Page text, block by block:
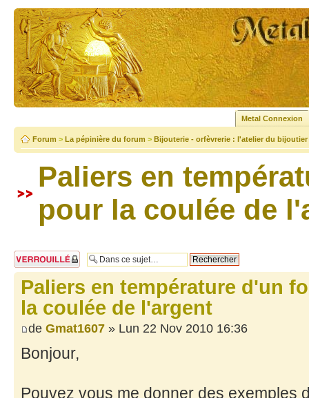
Metal Connexion
Forum > La pépinière du forum > Bijouterie - orfèvrerie : l'atelier du bijoutier
Paliers en
pour la coulée de
Sujet verrouillé
Paliers en température d'un
la coulée de l'argent
de Gmat1607 » Lun 22 Nov 2010 16:36
Bonjour,
Pouvez vous me donner des exemples